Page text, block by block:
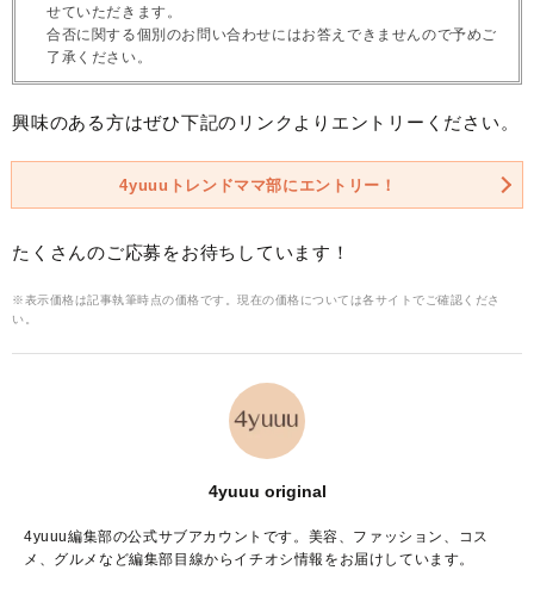
せていただきます。
合否に関する個別のお問い合わせにはお答えできませんので予めご
了承ください。
興味のある方はぜひ下記のリンクよりエントリーください。
4yuuuトレンドママ部にエントリー！
たくさんのご応募をお待ちしています！
※表示価格は記事執筆時点の価格です。現在の価格については各サイトでご確認くださ
い。
4yuuu original
4yuuu編集部の公式サブアカウントです。美容、ファッション、コス
メ、グルメなど編集部目線からイチオシ情報をお届けしています。